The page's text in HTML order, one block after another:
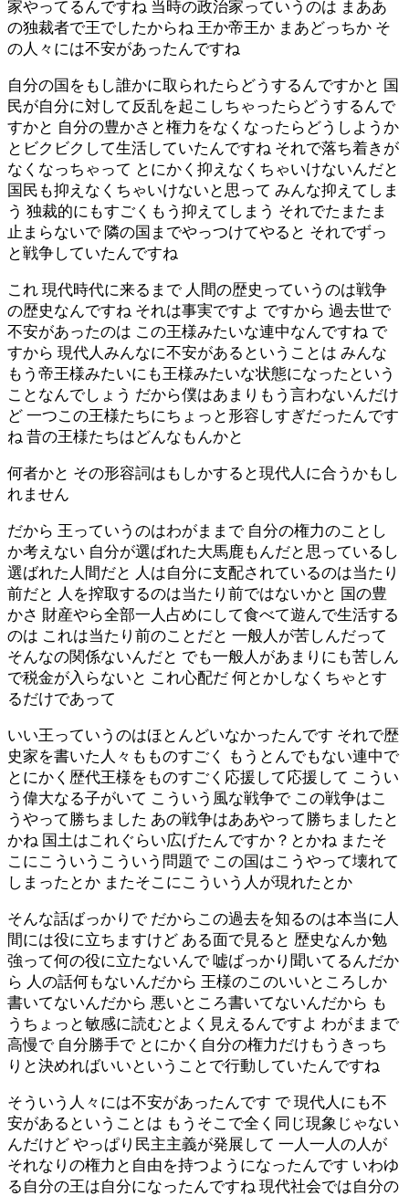
家やってるんですね 当時の政治家っていうのは まああ
の独裁者で王でしたからね 王か帝王か まあどっちか そ
の人々には不安があったんですね
自分の国をもし誰かに取られたらどうするんですかと 国
民が自分に対して反乱を起こしちゃったらどうするんで
すかと 自分の豊かさと権力をなくなったらどうしようか
とビクビクして生活していたんですね それで落ち着きが
なくなっちゃって とにかく抑えなくちゃいけないんだと
国民も抑えなくちゃいけないと思って みんな抑えてしま
う 独裁的にもすごくもう抑えてしまう それでたまたま
止まらないで 隣の国までやっつけてやると それでずっ
と戦争していたんですね
これ 現代時代に来るまで 人間の歴史っていうのは戦争
の歴史なんですね それは事実ですよ ですから 過去世で
不安があったのは この王様みたいな連中なんですね で
すから 現代人みんなに不安があるということは みんな
もう帝王様みたいにも王様みたいな状態になったという
ことなんでしょう だから僕はあまりもう言わないんだけ
ど 一つこの王様たちにちょっと形容しすぎだったんです
ね 昔の王様たちはどんなもんかと
何者かと その形容詞はもしかすると現代人に合うかもし
れません
だから 王っていうのはわがままで 自分の権力のことし
か考えない 自分が選ばれた大馬鹿もんだと思っているし
選ばれた人間だと 人は自分に支配されているのは当たり
前だと 人を搾取するのは当たり前ではないかと 国の豊
かさ 財産やら全部一人占めにして食べて遊んで生活する
のは これは当たり前のことだと 一般人が苦しんだって
そんなの関係ないんだと でも一般人があまりにも苦しん
で税金が入らないと これ心配だ 何とかしなくちゃとす
るだけであって
いい王っていうのはほとんどいなかったんです それで歴
史家を書いた人々もものすごく もうとんでもない連中で
とにかく歴代王様をものすごく応援して応援して こうい
う偉大なる子がいて こういう風な戦争で この戦争はこ
うやって勝ちました あの戦争はああやって勝ちましたと
かね 国土はこれぐらい広げたんですか？とかね またそ
こにこういうこういう問題で この国はこうやって壊れて
しまったとか またそこにこういう人が現れたとか
そんな話ばっかりで だからこの過去を知るのは本当に人
間には役に立ちますけど ある面で見ると 歴史なんか勉
強って何の役に立たないんで 嘘ばっかり聞いてるんだか
ら 人の話何もないんだから 王様のこのいいところしか
書いてないんだから 悪いところ書いてないんだから も
うちょっと敏感に読むとよく見えるんですよ わがままで
高慢で 自分勝手で とにかく自分の権力だけもうきっち
りと決めればいいということで行動していたんですね
そういう人々には不安があったんです で 現代人にも不
安があるということは もうそこで全く同じ現象じゃない
んだけど やっぱり民主主義が発展して 一人一人の人が
それなりの権力と自由を持つようになったんです いわゆ
る自分の王は自分になったんですね 現代社会では自分の